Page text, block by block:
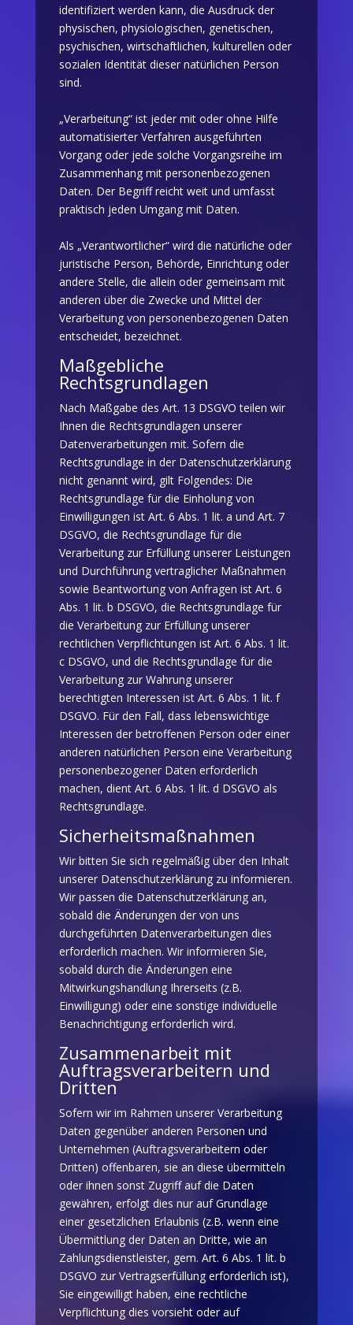
identifiziert werden kann, die Ausdruck der
physischen, physiologischen, genetischen,
psychischen, wirtschaftlichen, kulturellen oder
sozialen Identität dieser natürlichen Person
sind.
„Verarbeitung“ ist jeder mit oder ohne Hilfe
automatisierter Verfahren ausgeführten
Vorgang oder jede solche Vorgangsreihe im
Zusammenhang mit personenbezogenen
Daten. Der Begriff reicht weit und umfasst
praktisch jeden Umgang mit Daten.
Als „Verantwortlicher“ wird die natürliche oder
juristische Person, Behörde, Einrichtung oder
andere Stelle, die allein oder gemeinsam mit
anderen über die Zwecke und Mittel der
Verarbeitung von personenbezogenen Daten
entscheidet, bezeichnet.
Maßgebliche
Rechtsgrundlagen
Nach Maßgabe des Art. 13 DSGVO teilen wir
Ihnen die Rechtsgrundlagen unserer
Datenverarbeitungen mit. Sofern die
Rechtsgrundlage in der Datenschutzerklärung
nicht genannt wird, gilt Folgendes: Die
Rechtsgrundlage für die Einholung von
Einwilligungen ist Art. 6 Abs. 1 lit. a und Art. 7
DSGVO, die Rechtsgrundlage für die
Verarbeitung zur Erfüllung unserer Leistungen
und Durchführung vertraglicher Maßnahmen
sowie Beantwortung von Anfragen ist Art. 6
Abs. 1 lit. b DSGVO, die Rechtsgrundlage für
die Verarbeitung zur Erfüllung unserer
rechtlichen Verpflichtungen ist Art. 6 Abs. 1 lit.
c DSGVO, und die Rechtsgrundlage für die
Verarbeitung zur Wahrung unserer
berechtigten Interessen ist Art. 6 Abs. 1 lit. f
DSGVO. Für den Fall, dass lebenswichtige
Interessen der betroffenen Person oder einer
anderen natürlichen Person eine Verarbeitung
personenbezogener Daten erforderlich
machen, dient Art. 6 Abs. 1 lit. d DSGVO als
Rechtsgrundlage.
Sicherheitsmaßnahmen
Wir bitten Sie sich regelmäßig über den Inhalt
unserer Datenschutzerklärung zu informieren.
Wir passen die Datenschutzerklärung an,
sobald die Änderungen der von uns
durchgeführten Datenverarbeitungen dies
erforderlich machen. Wir informieren Sie,
sobald durch die Änderungen eine
Mitwirkungshandlung Ihrerseits (z.B.
Einwilligung) oder eine sonstige individuelle
Benachrichtigung erforderlich wird.
Zusammenarbeit mit
Auftragsverarbeitern und
Dritten
Sofern wir im Rahmen unserer Verarbeitung
Daten gegenüber anderen Personen und
Unternehmen (Auftragsverarbeitern oder
Dritten) offenbaren, sie an diese übermitteln
oder ihnen sonst Zugriff auf die Daten
gewähren, erfolgt dies nur auf Grundlage
einer gesetzlichen Erlaubnis (z.B. wenn eine
Übermittlung der Daten an Dritte, wie an
Zahlungsdienstleister, gem. Art. 6 Abs. 1 lit. b
DSGVO zur Vertragserfüllung erforderlich ist),
Sie eingewilligt haben, eine rechtliche
Verpflichtung dies vorsieht oder auf